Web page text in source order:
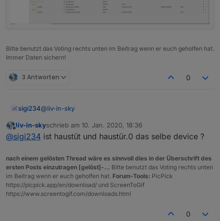
nuki-extended
Bitte benutzt das Voting rechts unten im Beitrag wenn er euch geholfen hat.
Immer Daten sichern!
3 Antworten 0
sigi234@liv-in-sky
Sensor Bad
hm-rpc.1.OEQ0670648.0.LOWBAT
hm-rpc.1.NEQ1826414.1.LOWBAT
hm-rpc.1.NEQ1826414.0.LOWBAT
Offline
liv-in-skyschrieb am 10. Jan. 2020, 18:36
zuletzt editiert von
@sigi234 ist haustüt und haustür.0 das selbe device ?
nach einem gelösten Thread wäre es sinnvoll dies in der Überschrift des
ersten Posts einzutragen [gelöst]-... Bitte benutzt das Voting rechts unten
im Beitrag wenn er euch geholfen hat. Forum-Tools: PicPick
https://picpick.app/en/download/ und ScreenToGif
https://www.screentogif.com/downloads.html
0